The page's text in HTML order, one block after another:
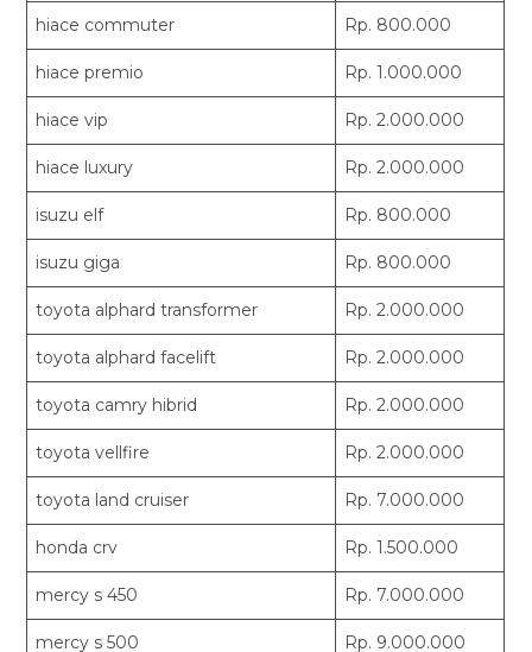
hiace commuter Rp. 800.000
hiace premio Rp. 1.000.000
hiace vip Rp. 2.000.000
hiace luxury Rp. 2.000.000
isuzu elf Rp. 800.000
isuzu giga Rp. 800.000
toyota alphard transformer Rp. 2.000.000
toyota alphard facelift Rp. 2.000.000
toyota camry hibrid Rp. 2.000.000
toyota vellfire Rp. 2.000.000
toyota land cruiser Rp. 7.000.000
honda crv Rp. 1.500.000
mercy s 450 Rp. 7.000.000
mercy s 500 Rp. 9.000.000